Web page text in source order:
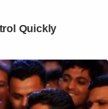
Quickly